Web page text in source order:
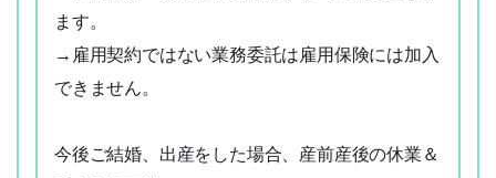
ます。
→雇用契約ではない業務委託は雇用保険には加入
できません。
今後ご結婚、出産をした場合、産前産後の休業＆